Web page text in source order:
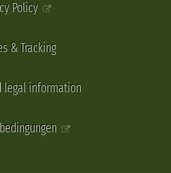
Policy
& Tracking
legal information